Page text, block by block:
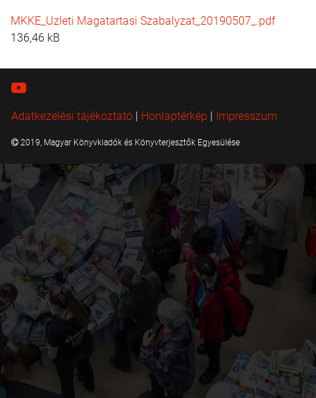
MKKE_Uzleti Magatartasi Szabalyzat_20190507_.pdf
136,46 kB
Adatkezelési tájékoztató | Honlaptérkép | Impresszum
2019, Magyar Könyvkiadók és Könyvterjesztők Egyesülése